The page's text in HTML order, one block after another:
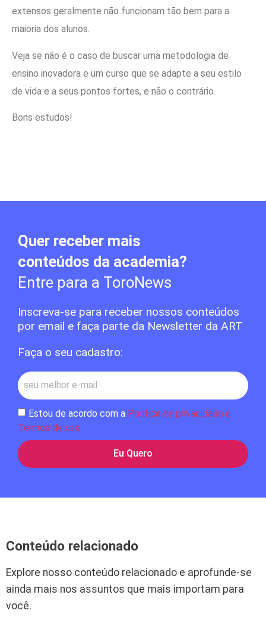
extensos geralmente não funcionam tão bem para a
maioria dos alunos.
Veja se não é o caso de buscar uma metodologia de
ensino inovadora e um curso que se adapte a seu estilo
de vida e a seus pontos fortes, e não o contrário.
Bons estudos!
Quer receber mais
conteúdos da academia?
Entre para a ToroNews
Inscreva-se para receber nossos conteúdos
por email e faça parte da Newsletter da ART
Faça o seu cadastro:
Estou de acordo com a Política de privacidade e
Termos de uso
Eu Quero
Conteúdo relacionado
Explore nosso conteúdo relacionado e aprofunde-se
ainda mais nos assuntos que mais importam para
você.